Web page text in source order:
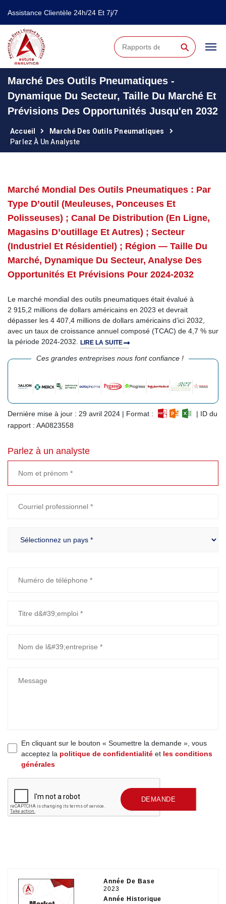
Assistance Clientèle 24h/24 Et 7j/7
⚲
Marché Des Outils Pneumatiques -
Dynamique Du Secteur, Taille Du Marché Et
Prévisions Des Opportunités Jusqu'en 2032
Accueil
Marché Des Outils Pneumatiques
Parlez À Un Analyste
Marché Mondial Des Outils Pneumatiques : Par
Type D’outil (meuleuses, Ponceuses Et
Polisseuses) ; Canal De Distribution (en Ligne,
Magasins D’outillage Et Autres) ; Secteur
(industriel Et Résidentiel) ; Région — Taille Du
Marché, Dynamique Du Secteur, Analyse Des
Opportunités Et Prévisions Pour 2024-2032
Le marché mondial des outils pneumatiques était évalué à
2 915,2 millions de dollars américains en 2023 et devrait
dépasser les 4 407,4 millions de dollars américains d’ici 2032,
avec un taux de croissance annuel composé (TCAC) de 4,7 % sur
la période 2024-2032. LIRE LA SUITE
Ces grandes entreprises nous font confiance !
Dernière mise à jour : 29 avril 2024 | Format :
| ID du
rapport : AA0823558
Parlez à un analyste
En cliquant sur le bouton « Soumettre la demande », vous
acceptez la politique de confidentialité et les conditions
générales
SOUMETTRE UNE DEMANDE
Année De Base
2023
Année Historique